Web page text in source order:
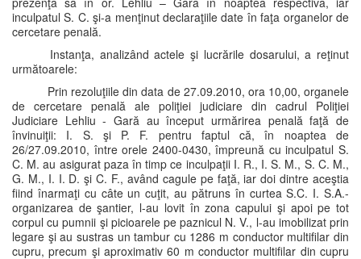
inculpatul S. C. şi-a menţinut declaraţiile date în faţa organelor de
cercetare penală.
Instanţa, analizând actele şi lucrările dosarului, a reţinut
următoarele:
Prin rezoluţiile din data de 27.09.2010, ora 10,00, organele
de cercetare penală ale poliţiei judiciare din cadrul Poliţiei
Judiciare Lehliu - Gară au început urmărirea penală faţă de
învinuiţii: I. S. şi P. F. pentru faptul că, în noaptea de
26/27.09.2010, între orele 2400-0430, împreună cu inculpatul S.
C. M. au asigurat paza în timp ce inculpaţii I. R., I. S. M., S. C. M.,
G. M., I. I. D. şi C. F., având cagule pe faţă, iar doi dintre aceştia
fiind înarmaţi cu câte un cuţit, au pătruns în curtea S.C. I. S.A.-
organizarea de şantier, l-au lovit în zona capului şi apoi pe tot
corpul cu pumnii şi picioarele pe paznicul N. V., l-au imobilizat prin
legare şi au sustras un tambur cu 1286 m conductor multifilar din
cupru, precum şi aproximativ 60 m conductor multifilar din cupru